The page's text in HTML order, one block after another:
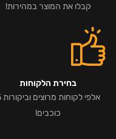
קבלו את המוצר במהירות!
בחירת הלקוחות
אלפי
כוכבים!